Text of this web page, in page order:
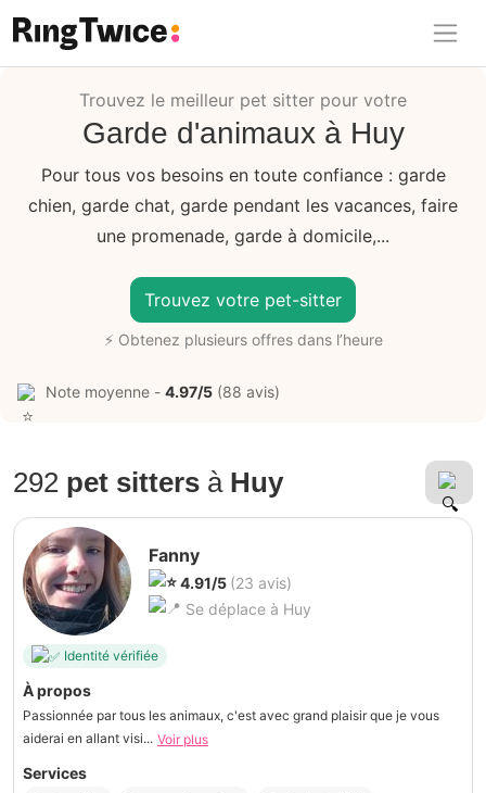
Ring Twice
Trouvez le meilleur pet sitter pour votre
Garde d'animaux à Huy
Pour tous vos besoins en toute confiance : garde
chien, garde chat, garde pendant les vacances, faire
une promenade, garde à domicile,...
Trouvez votre pet-sitter
⚡ Obtenez plusieurs offres dans l’heure
Note moyenne - 4.97/5 (88 avis)
292 pet sitters à Huy
Fanny
4.91/5 (23 avis)
Se déplace à Huy
Identité vérifiée
À propos
Passionnée par tous les animaux, c'est avec grand plaisir que je vous
aiderai en allant visi... Voir plus
Services